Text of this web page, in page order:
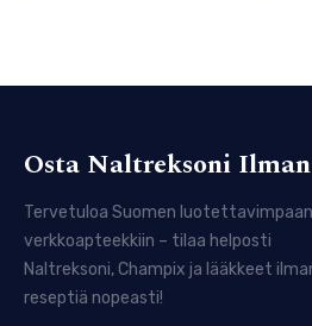
Osta Naltreksoni
Tervetuloa Suomen luotettavimpaan
verkkoapteekkiin – tilaa helposti
Naltreksoni, Champix ja lääkkeet
reseptiä nopeasti!